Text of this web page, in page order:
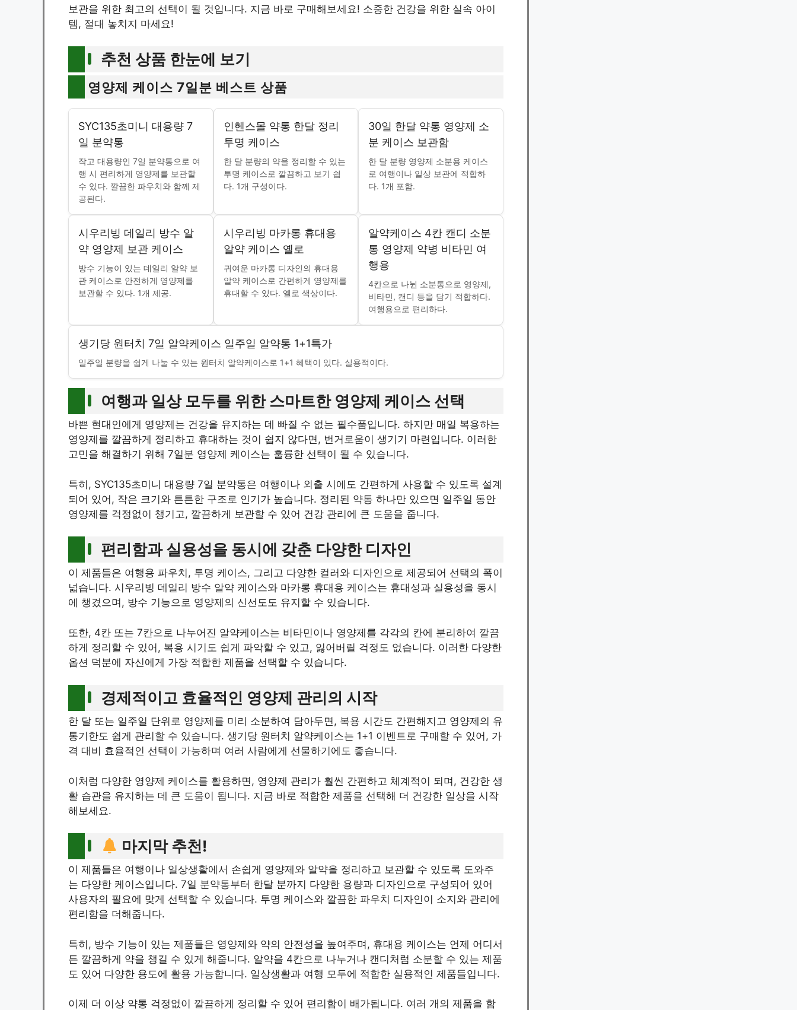
보관을 위한 최고의 선택이 될 것입니다. 지금 바로 구매해보세요! 소중한 건강을 위한 실속 아이
템, 절대 놓치지 마세요!
추천 상품 한눈에 보기
영양제 케이스 7일분 베스트 상품
SYC135초미니 대용량 7
일 분약통
작고 대용량인 7일 분약통으로 여
행 시 편리하게 영양제를 보관할
수 있다. 깔끔한 파우치와 함께 제
공된다.
인헨스몰 약통 한달 정리
투명 케이스
한 달 분량의 약을 정리할 수 있는
투명 케이스로 깔끔하고 보기 쉽
다. 1개 구성이다.
30일 한달 약통 영양제 소
분 케이스 보관함
한 달 분량 영양제 소분용 케이스
로 여행이나 일상 보관에 적합하
다. 1개 포함.
시우리빙 데일리 방수 알
약 영양제 보관 케이스
방수 기능이 있는 데일리 알약 보
관 케이스로 안전하게 영양제를
보관할 수 있다. 1개 제공.
시우리빙 마카롱 휴대용
알약 케이스 옐로
귀여운 마카롱 디자인의 휴대용
알약 케이스로 간편하게 영양제를
휴대할 수 있다. 옐로 색상이다.
알약케이스 4칸 캔디 소분
통 영양제 약병 비타민 여
행용
4칸으로 나뉜 소분통으로 영양제,
비타민, 캔디 등을 담기 적합하다.
여행용으로 편리하다.
생기당 원터치 7일 알약케이스 일주일 알약통 1+1특가
일주일 분량을 쉽게 나눌 수 있는 원터치 알약케이스로 1+1 혜택이 있다. 실용적이다.
여행과 일상 모두를 위한 스마트한 영양제 케이스 선택
바쁜 현대인에게 영양제는 건강을 유지하는 데 빠질 수 없는 필수품입니다. 하지만 매일 복용하는
영양제를 깔끔하게 정리하고 휴대하는 것이 쉽지 않다면, 번거로움이 생기기 마련입니다. 이러한
고민을 해결하기 위해 7일분 영양제 케이스는 훌륭한 선택이 될 수 있습니다.
특히, SYC135초미니 대용량 7일 분약통은 여행이나 외출 시에도 간편하게 사용할 수 있도록 설계
되어 있어, 작은 크기와 튼튼한 구조로 인기가 높습니다. 정리된 약통 하나만 있으면 일주일 동안
영양제를 걱정없이 챙기고, 깔끔하게 보관할 수 있어 건강 관리에 큰 도움을 줍니다.
편리함과 실용성을 동시에 갖춘 다양한 디자인
이 제품들은 여행용 파우치, 투명 케이스, 그리고 다양한 컬러와 디자인으로 제공되어 선택의 폭이
넓습니다. 시우리빙 데일리 방수 알약 케이스와 마카롱 휴대용 케이스는 휴대성과 실용성을 동시
에 챙겼으며, 방수 기능으로 영양제의 신선도도 유지할 수 있습니다.
또한, 4칸 또는 7칸으로 나누어진 알약케이스는 비타민이나 영양제를 각각의 칸에 분리하여 깔끔
하게 정리할 수 있어, 복용 시기도 쉽게 파악할 수 있고, 잃어버릴 걱정도 없습니다. 이러한 다양한
옵션 덕분에 자신에게 가장 적합한 제품을 선택할 수 있습니다.
경제적이고 효율적인 영양제 관리의 시작
한 달 또는 일주일 단위로 영양제를 미리 소분하여 담아두면, 복용 시간도 간편해지고 영양제의 유
통기한도 쉽게 관리할 수 있습니다. 생기당 원터치 알약케이스는 1+1 이벤트로 구매할 수 있어, 가
격 대비 효율적인 선택이 가능하며 여러 사람에게 선물하기에도 좋습니다.
이처럼 다양한 영양제 케이스를 활용하면, 영양제 관리가 훨씬 간편하고 체계적이 되며, 건강한 생
활 습관을 유지하는 데 큰 도움이 됩니다. 지금 바로 적합한 제품을 선택해 더 건강한 일상을 시작
해보세요.
마지막 추천!
이 제품들은 여행이나 일상생활에서 손쉽게 영양제와 알약을 정리하고 보관할 수 있도록 도와주
는 다양한 케이스입니다. 7일 분약통부터 한달 분까지 다양한 용량과 디자인으로 구성되어 있어
사용자의 필요에 맞게 선택할 수 있습니다. 투명 케이스와 깔끔한 파우치 디자인이 소지와 관리에
편리함을 더해줍니다.
특히, 방수 기능이 있는 제품들은 영양제와 약의 안전성을 높여주며, 휴대용 케이스는 언제 어디서
든 깔끔하게 약을 챙길 수 있게 해줍니다. 알약을 4칸으로 나누거나 캔디처럼 소분할 수 있는 제품
도 있어 다양한 용도에 활용 가능합니다. 일상생활과 여행 모두에 적합한 실용적인 제품들입니다.
이제 더 이상 약통 걱정없이 깔끔하게 정리할 수 있어 편리함이 배가됩니다. 여러 개의 제품을 함